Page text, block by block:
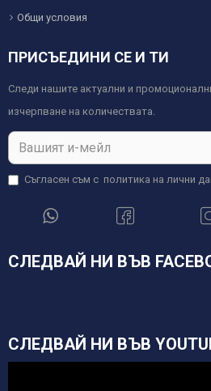
Общи условия
ПРИСЪЕДИНИ СЕ И ТИ
Следи нашите актуални и
изчерпване на количествата.
Съгласен съм с политика на лични
СЛЕДВАЙ НИ ВЪВ
СЛЕДВАЙ НИ ВЪВ